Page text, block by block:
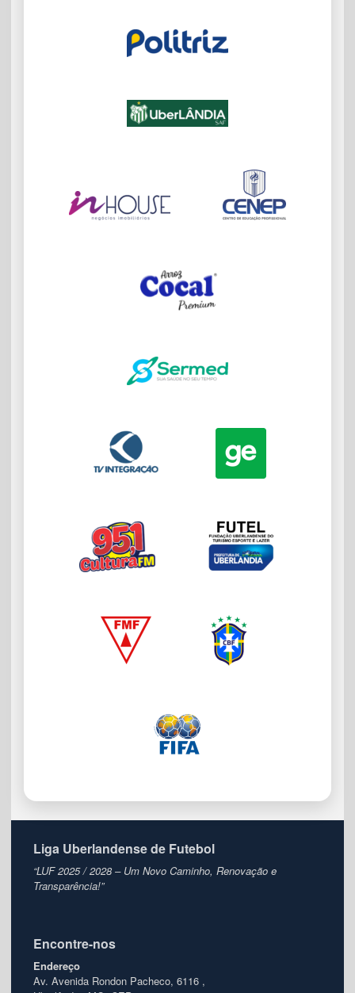
Liga Uberlandense de Futebol
“LUF 2025 / 2028 – Um Novo Caminho, Renovação e
Transparência!”
Encontre-nos
Endereço
Av. Avenida Rondon Pacheco, 6116 ,